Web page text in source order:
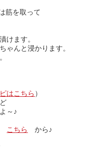
筋を取って
けます。
ゃんと浸かります。
はこちら ）
～♪
こちら から♪